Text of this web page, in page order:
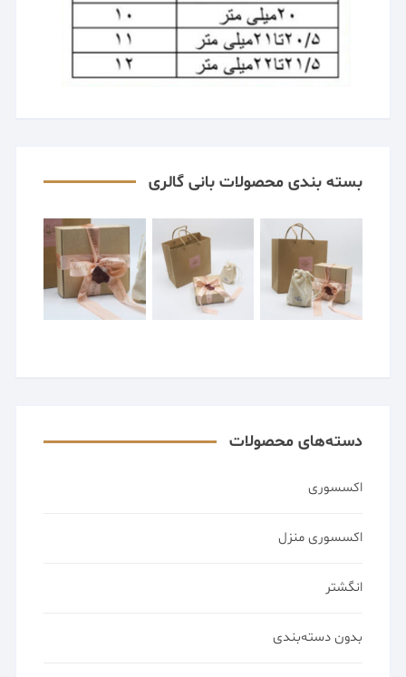
بسته بندی محصولات بانی گالری
دسته‌های محصولات
اکسسوری
اکسسوری منزل
انگشتر
بدون دسته‌بندی